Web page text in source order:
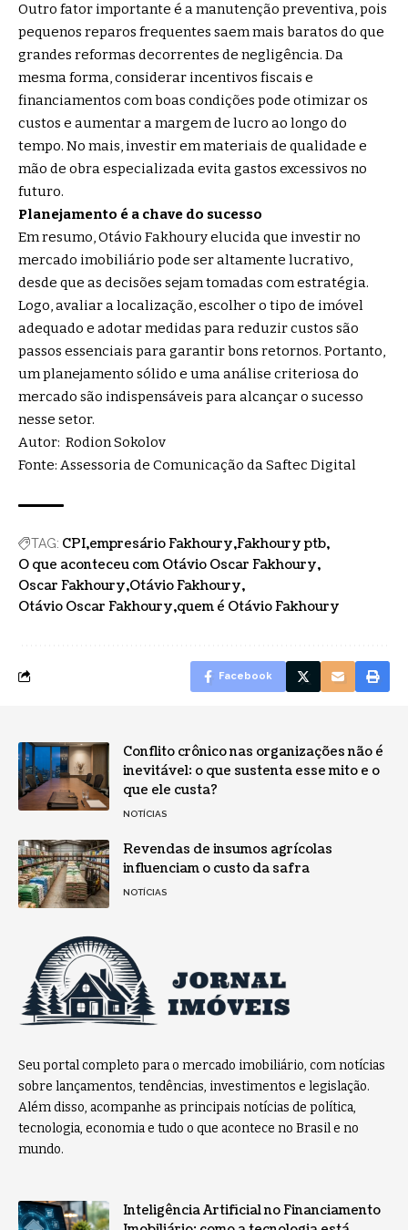
Outro fator importante é a manutenção preventiva, pois
pequenos reparos frequentes saem mais baratos do que
grandes reformas decorrentes de negligência. Da
mesma forma, considerar incentivos fiscais e
financiamentos com boas condições pode otimizar os
custos e aumentar a margem de lucro ao longo do
tempo. No mais, investir em materiais de qualidade e
mão de obra especializada evita gastos excessivos no
futuro.
Planejamento é a chave do sucesso
Em resumo, Otávio Fakhoury elucida que investir no
mercado imobiliário pode ser altamente lucrativo,
desde que as decisões sejam tomadas com estratégia.
Logo, avaliar a localização, escolher o tipo de imóvel
adequado e adotar medidas para reduzir custos são
passos essenciais para garantir bons retornos. Portanto,
um planejamento sólido e uma análise criteriosa do
mercado são indispensáveis para alcançar o sucesso
nesse setor.
Autor: Rodion Sokolov
Fonte: Assessoria de Comunicação da Saftec Digital
TAG: CPI empresário Fakhoury Fakhoury ptb
O que aconteceu com Otávio Oscar Fakhoury
Oscar Fakhoury Otávio Fakhoury
Otávio Oscar Fakhoury quem é Otávio Fakhoury
Facebook
Conflito crônico nas organizações não é
inevitável: o que sustenta esse mito e o
que ele custa?
NOTÍCIAS
Revendas de insumos agrícolas
influenciam o custo da safra
NOTÍCIAS
Seu portal completo para o mercado imobiliário, com notícias
sobre lançamentos, tendências, investimentos e legislação.
Além disso, acompanhe as principais notícias de política,
tecnologia, economia e tudo o que acontece no Brasil e no
mundo.
Inteligência Artificial no Financiamento